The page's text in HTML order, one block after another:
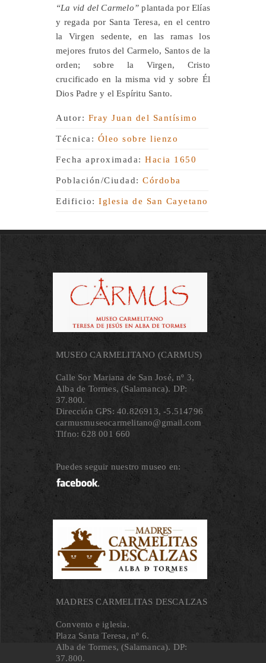
“La vid del Carmelo” plantada por Elías
y regada por Santa Teresa, en el centro
la Virgen sedente, en las ramas los
mejores frutos del Carmelo, Santos de la
orden; sobre la Virgen, Cristo
crucificado en la misma vid y sobre Él
Dios Padre y el Espíritu Santo.
Autor: Fray Juan del Santísimo
Técnica: Óleo sobre lienzo
Fecha aproximada: Hacia 1650
Población/Ciudad: Córdoba
Edificio: Iglesia de San Cayetano
MUSEO CARMELITANO (CARMUS)
Calle Sor Mariana de San José, nº 3,
Alba de Tormes, (Salamanca). DP:
37.800.
Dirección GPS: 40.826913, ‐5.514796
carmusmuseocarmelitano@gmail.com
Tlfno: 628 001 660
Puedes seguir nuestro museo en:
MADRES CARMELITAS DESCALZAS
Convento e iglesia.
Plaza Santa Teresa, nº 6.
Alba de Tormes, (Salamanca). DP:
37.800.